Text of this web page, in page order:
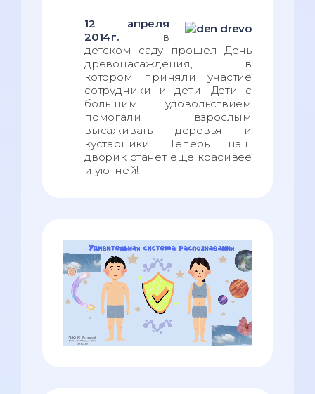
12 апреля
2014г.
в
детском саду прошел День
древонасаждения, в
котором приняли участие
сотрудники и дети. Дети с
большим удовольствием
помогали взрослым
высаживать деревья и
кустарники. Теперь наш
дворик станет еще красивее
и уютней!